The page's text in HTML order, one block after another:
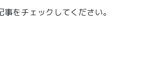
をチェックしてください。